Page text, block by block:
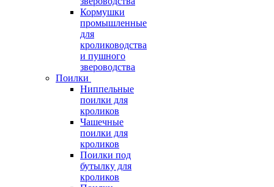
Кормушки
промышленные
для
кролиководства
и пушного
звероводства
Поилки
Ниппельные
поилки для
кроликов
Чашечные
поилки для
кроликов
Поилки под
бутылку для
кроликов